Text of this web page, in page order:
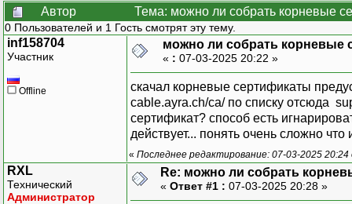
Автор
Тема: можно ли собрать корневые
0 Пользователей и 1 Гость смотрят эту тему.
inf158704
Участник
Offline
можно ли собрать корневые
« : 07-03-2025 20:22 »
скачал корневые сертификаты
cable.ayra.ch/ca/ по списку отсюда
сертификат? способ есть
действует... понять очень сложно что
« Последнее редактирование: 07-03-2025
RXL
Технический
Администратор
Re: можно ли собрать
« Ответ #1 : 07-03-2025 20:28 »